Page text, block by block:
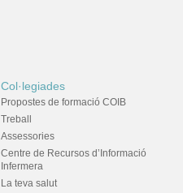
Col·legiades
Propostes de formació COIB
Treball
Assessories
Centre de Recursos d’Informació
Infermera
La teva salut